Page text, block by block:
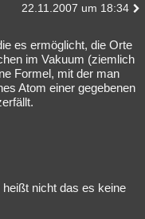
22.11.2007 um 18:34
es ermöglicht, die Orte
im Vakuum (ziemlich
Formel, mit der man
Atom einer gegebenen
nicht das es keine